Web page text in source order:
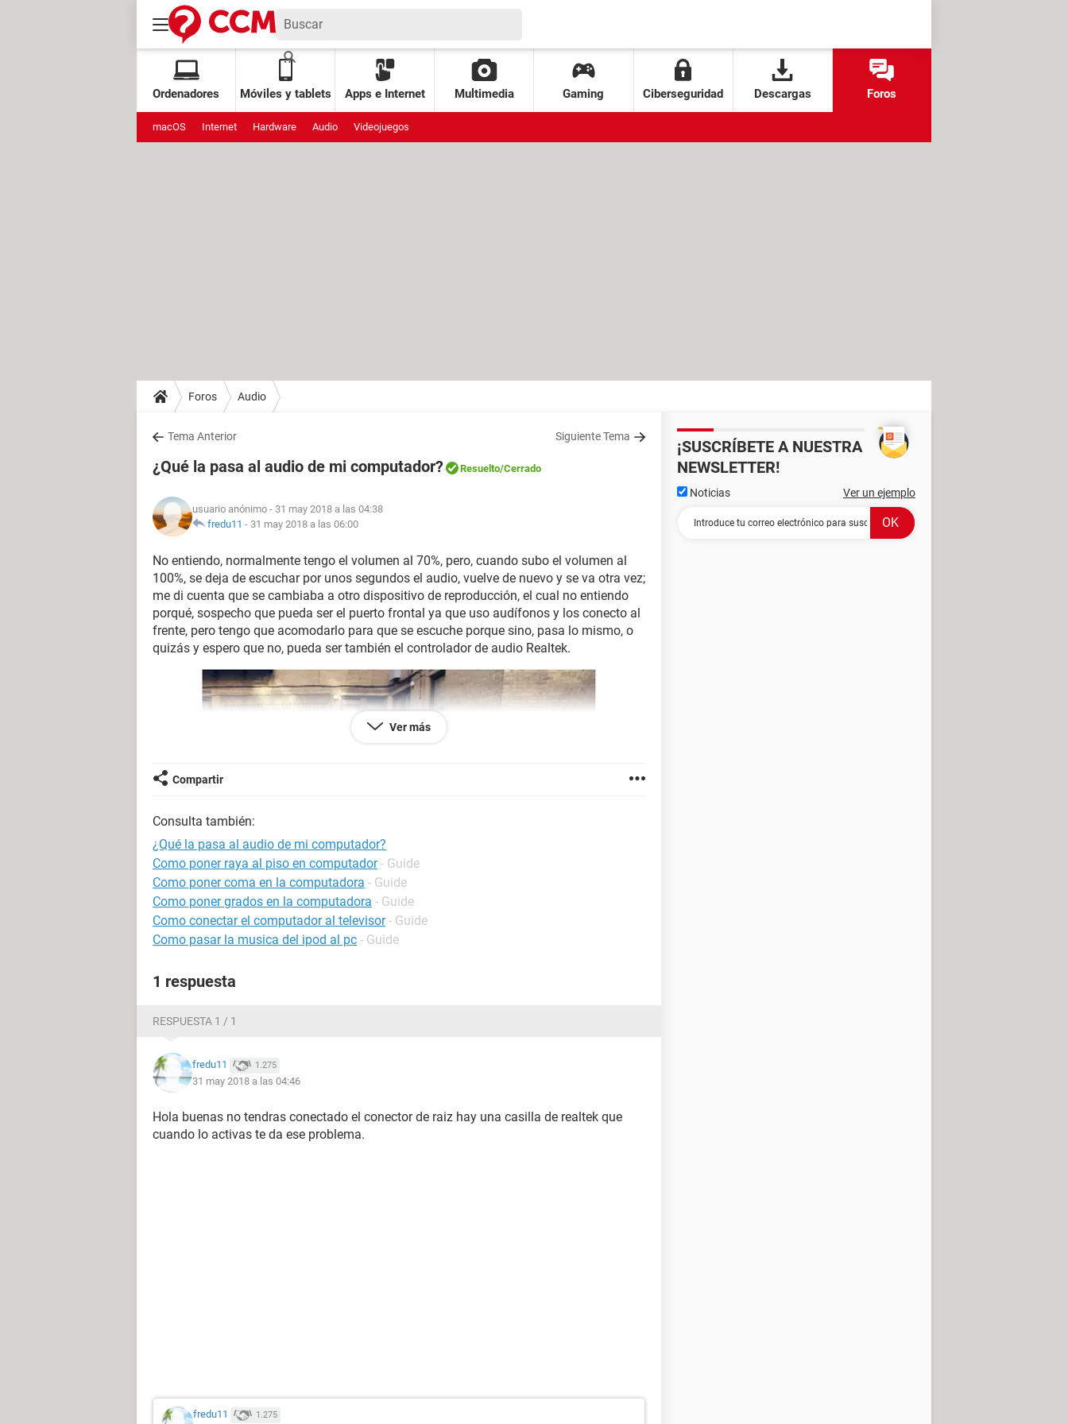
Ordenadores Móviles y tablets Apps e Internet Multimedia Gaming Ciberseguridad Descargas Foros
macOS Internet Hardware Audio Videojuegos
Foros Audio
Tema Anterior Siguiente Tema
¿Qué la pasa al audio de mi computador? Resuelto/Cerrado
usuario anónimo - 31 may 2018 a las 04:38
fredu11 - 31 may 2018 a las 06:00
No entiendo, normalmente tengo el volumen al 70%, pero, cuando subo el volumen al
100%, se deja de escuchar por unos segundos el audio, vuelve de nuevo y se va otra vez;
me di cuenta que se cambiaba a otro dispositivo de reproducción, el cual no entiendo
porqué, sospecho que pueda ser el puerto frontal ya que uso audífonos y los conecto al
frente, pero tengo que acomodarlo para que se escuche porque sino, pasa lo mismo, o
quizás y espero que no, pueda ser también el controlador de audio Realtek.
Debo mencionar también que el año pasado hice una actualización al controlador de
Ver más
Compartir
Consulta también:
¿Qué la pasa al audio de mi computador?
Como poner raya al piso en computador - Guide
Como poner coma en la computadora - Guide
Como poner grados en la computadora - Guide
Como conectar el computador al televisor - Guide
Como pasar la musica del ipod al pc - Guide
1 respuesta
RESPUESTA 1 / 1
fredu11 1.275
31 may 2018 a las 04:46
Hola buenas no tendras conectado el conector de raiz hay una casilla de realtek que
cuando lo activas te da ese problema.
fredu11 1.275
¡SUSCRÍBETE A NUESTRA
NEWSLETTER!
Noticias Ver un ejemplo